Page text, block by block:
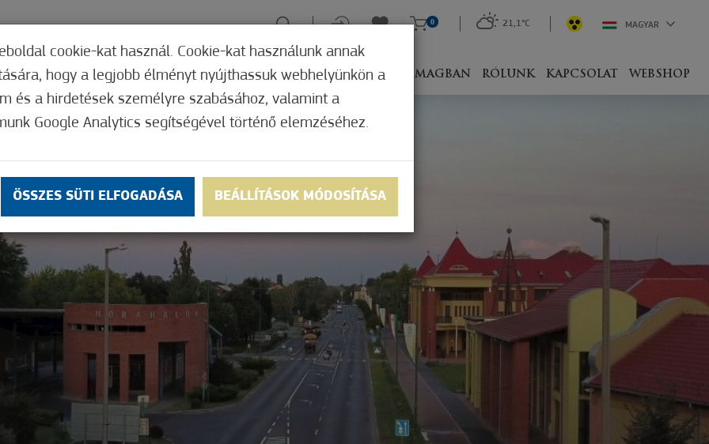
ZÖLD FÓKUSZ GYÓGYHELY MERRE, MIVEL CSOMAGBAN RÓLUNK KAPCSOLAT WEBSHOP
0 21,1°C MAGYAR
cookie-kat használ. Cookie-kat használunk annak
hogy a legjobb élményt nyújthassuk webhelyünkön a
és a hirdetések személyre szabásához, valamint a
Google Analytics segítségével történő elemzéséhez.
ÖSSZES SÜTI ELFOGADÁSA BEÁLLÍTÁSOK MÓDOSÍTÁSA